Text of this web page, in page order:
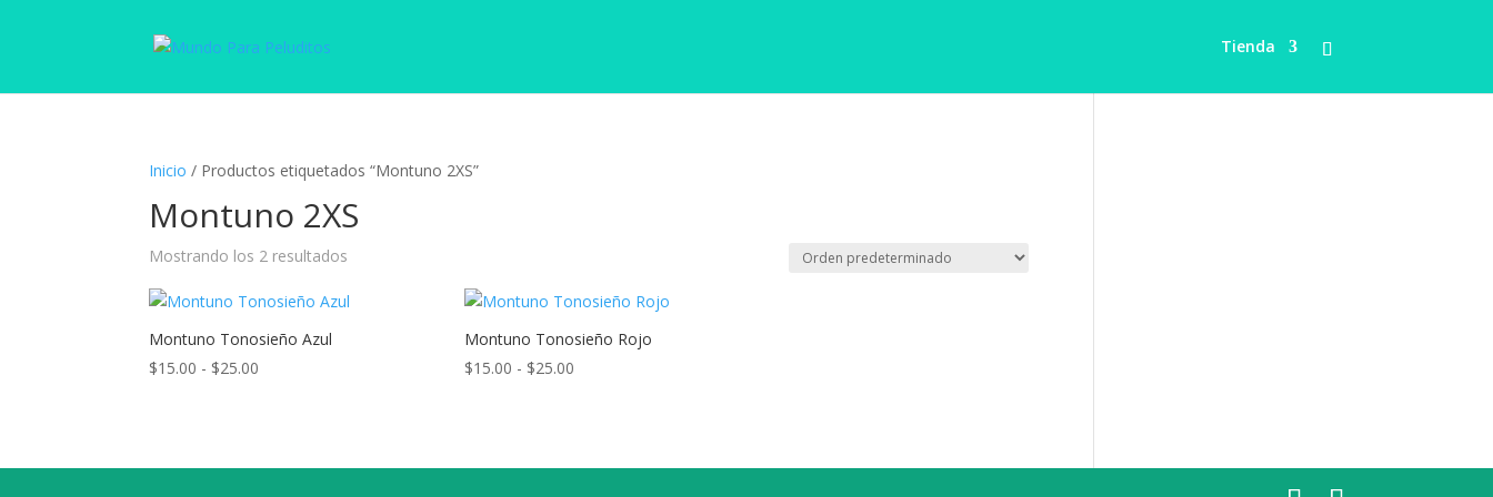
Tienda
Inicio / Productos etiquetados “Montuno 2XS”
Montuno 2XS
Mostrando los 2 resultados
Montuno Tonosieño Azul
$15.00 - $25.00
$15.00
Montuno Tonosieño Rojo
$15.00 - $25.00Rango
$15.00